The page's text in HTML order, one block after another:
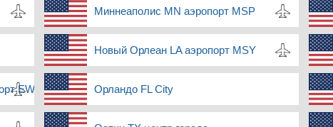
Миннеаполис MN аэропорт MSP
Новый Орлеан LA аэропорт MSY
EWR Орландо FL City